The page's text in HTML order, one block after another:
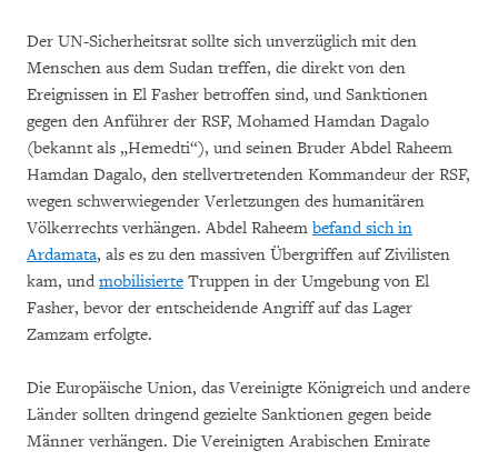
Der UN-Sicherheitsrat sollte sich unverzüglich mit den
Menschen aus dem Sudan treffen, die direkt von den
Ereignissen in El Fasher betroffen sind, und Sanktionen
gegen den Anführer der RSF, Mohamed Hamdan Dagalo
(bekannt als „Hemedti“), und seinen Bruder Abdel Raheem
Hamdan Dagalo, den stellvertretenden Kommandeur der RSF,
wegen schwerwiegender Verletzungen des humanitären
Völkerrechts verhängen. Abdel Raheem befand sich in
Ardamata, als es zu den massiven Übergriffen auf Zivilisten
kam, und mobilisierte Truppen in der Umgebung von El
Fasher, bevor der entscheidende Angriff auf das Lager
Zamzam erfolgte.
Die Europäische Union, das Vereinigte Königreich und andere
Länder sollten dringend gezielte Sanktionen gegen beide
Männer verhängen. Die Vereinigten Arabischen Emirate